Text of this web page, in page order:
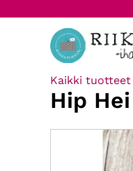
Kaikki tuotteet
Hip Hei